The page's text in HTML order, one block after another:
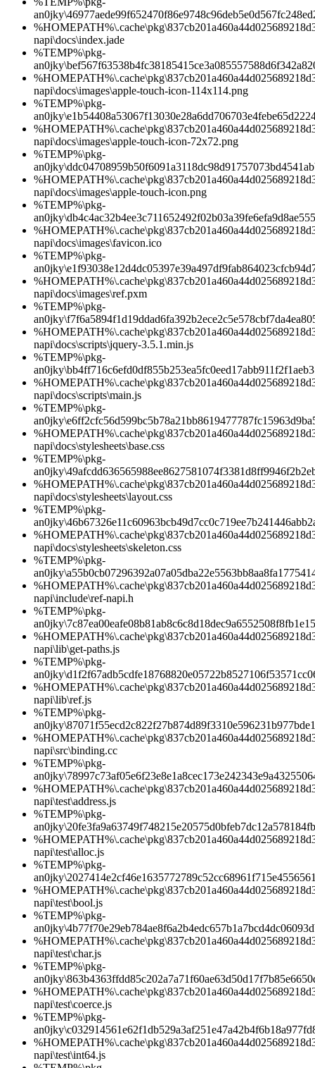
napi\docs\index.jade
%TEMP%\pkg-
napi\docs\images\apple-touch-icon-114x114.png
%TEMP%\pkg-
napi\docs\images\apple-touch-icon-72x72.png
%TEMP%\pkg-
napi\docs\images\apple-touch-icon.png
%TEMP%\pkg-
napi\docs\images\favicon.ico
%TEMP%\pkg-
napi\docs\images\ref.pxm
%TEMP%\pkg-
napi\docs\scripts\jquery-3.5.1.min.js
%TEMP%\pkg-
napi\docs\scripts\main.js
%TEMP%\pkg-
napi\docs\stylesheets\base.css
%TEMP%\pkg-
napi\docs\stylesheets\layout.css
%TEMP%\pkg-
napi\docs\stylesheets\skeleton.css
%TEMP%\pkg-
napi\include\ref-napi.h
%TEMP%\pkg-
napi\lib\get-paths.js
%TEMP%\pkg-
napi\lib\ref.js
%TEMP%\pkg-
napi\src\binding.cc
%TEMP%\pkg-
napi\test\address.js
%TEMP%\pkg-
napi\test\alloc.js
%TEMP%\pkg-
napi\test\bool.js
%TEMP%\pkg-
napi\test\char.js
%TEMP%\pkg-
napi\test\coerce.js
%TEMP%\pkg-
napi\test\int64.js